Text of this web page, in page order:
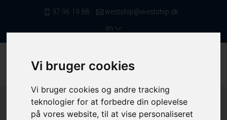
Vi bruger cookies
Vi bruger cookies og andre tracking
teknologier for at forbedre din oplevelse
på vores website, til at vise personaliseret
97 96 19 88
westship@westship.dk
en
Front Page / Saleslist / Trawlers From 24,00 Meters
Upwards / 4138